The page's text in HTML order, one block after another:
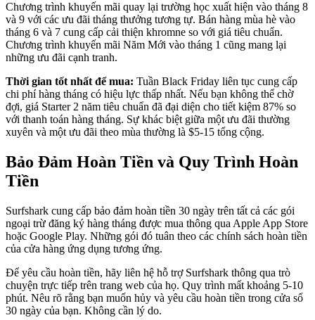
Chương trình khuyến mãi quay lại trường học xuất hiện vào tháng 8
và 9 với các ưu đãi tháng thưởng tương tự. Bán hàng mùa hè vào
tháng 6 và 7 cung cấp cải thiện khromne so với giá tiêu chuẩn.
Chương trình khuyến mãi Năm Mới vào tháng 1 cũng mang lại
những ưu đãi cạnh tranh.
Thời gian tốt nhất để mua: Tuần Black Friday liên tục cung cấp
chi phí hàng tháng có hiệu lực thấp nhất. Nếu bạn không thể chờ
đợi, giá Starter 2 năm tiêu chuẩn đã đại diện cho tiết kiệm 87% so
với thanh toán hàng tháng. Sự khác biệt giữa một ưu đãi thường
xuyên và một ưu đãi theo mùa thường là $5-15 tổng cộng.
Bảo Đảm Hoàn Tiền và Quy Trình Hoàn
Tiền
Surfshark cung cấp bảo đảm hoàn tiền 30 ngày trên tất cả các gói
ngoại trừ đăng ký hàng tháng được mua thông qua Apple App Store
hoặc Google Play. Những gói đó tuân theo các chính sách hoàn tiền
của cửa hàng ứng dụng tương ứng.
Để yêu cầu hoàn tiền, hãy liên hệ hỗ trợ Surfshark thông qua trò
chuyện trực tiếp trên trang web của họ. Quy trình mất khoảng 5-10
phút. Nêu rõ rằng bạn muốn hủy và yêu cầu hoàn tiền trong cửa sổ
30 ngày của bạn. Không cần lý do.